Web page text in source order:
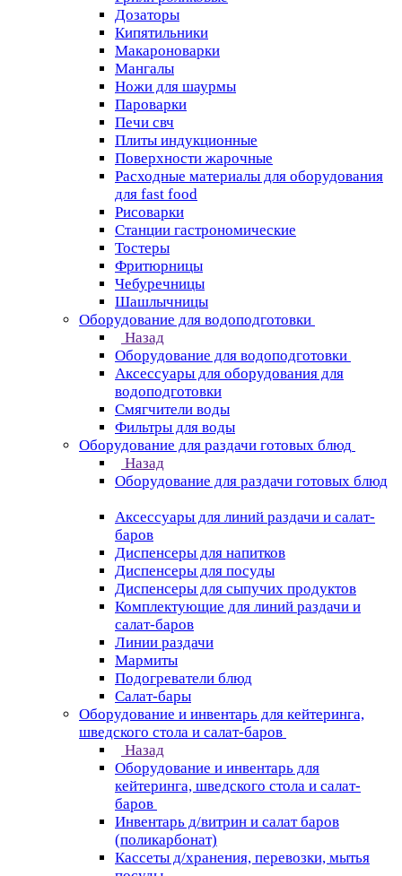
Дозаторы
Кипятильники
Макароноварки
Мангалы
Ножи для шаурмы
Пароварки
Печи свч
Плиты индукционные
Поверхности жарочные
Расходные материалы для оборудования
для fast food
Рисоварки
Станции гастрономические
Тостеры
Фритюрницы
Чебуречницы
Шашлычницы
Оборудование для водоподготовки
Назад
Оборудование для водоподготовки
Аксессуары для оборудования для
водоподготовки
Смягчители воды
Фильтры для воды
Оборудование для раздачи готовых блюд
Назад
Оборудование для раздачи готовых блюд
Аксессуары для линий раздачи и салат-
баров
Диспенсеры для напитков
Диспенсеры для посуды
Диспенсеры для сыпучих продуктов
Комплектующие для линий раздачи и
салат-баров
Линии раздачи
Мармиты
Подогреватели блюд
Салат-бары
Оборудование и инвентарь для кейтеринга,
шведского стола и салат-баров
Назад
Оборудование и инвентарь для
кейтеринга, шведского стола и салат-
баров
Инвентарь д/витрин и салат баров
(поликарбонат)
Кассеты д/хранения, перевозки, мытья